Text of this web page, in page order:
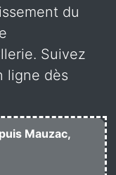
du
Suivez
ligne dès
Mauzac,